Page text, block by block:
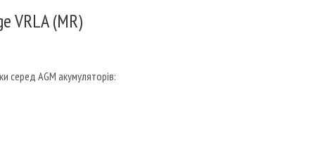
VRLA (MR)
серед AGM акумуляторів: